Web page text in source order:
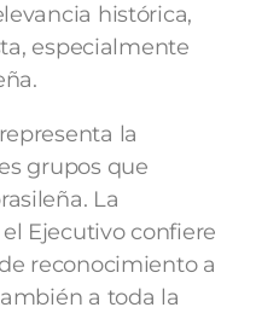
histórica,
especialmente
la
grupos que
La
Ejecutivo confiere
reconocimiento a
a toda la